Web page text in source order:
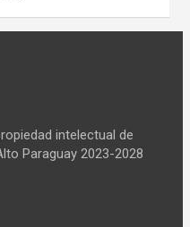
intelectual de
Paraguay 2023-2028